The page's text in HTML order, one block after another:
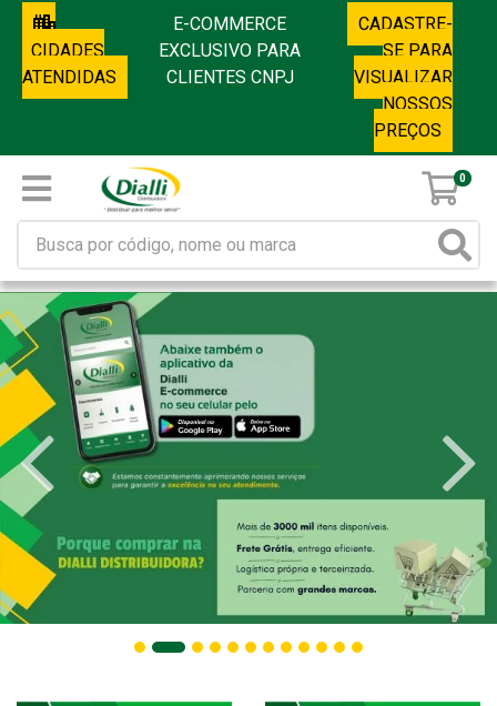
CIDADES
ATENDIDAS
E-COMMERCE
EXCLUSIVO PARA
CLIENTES CNPJ
CADASTRE-
SE PARA
VISUALIZAR
NOSSOS
PREÇOS
0